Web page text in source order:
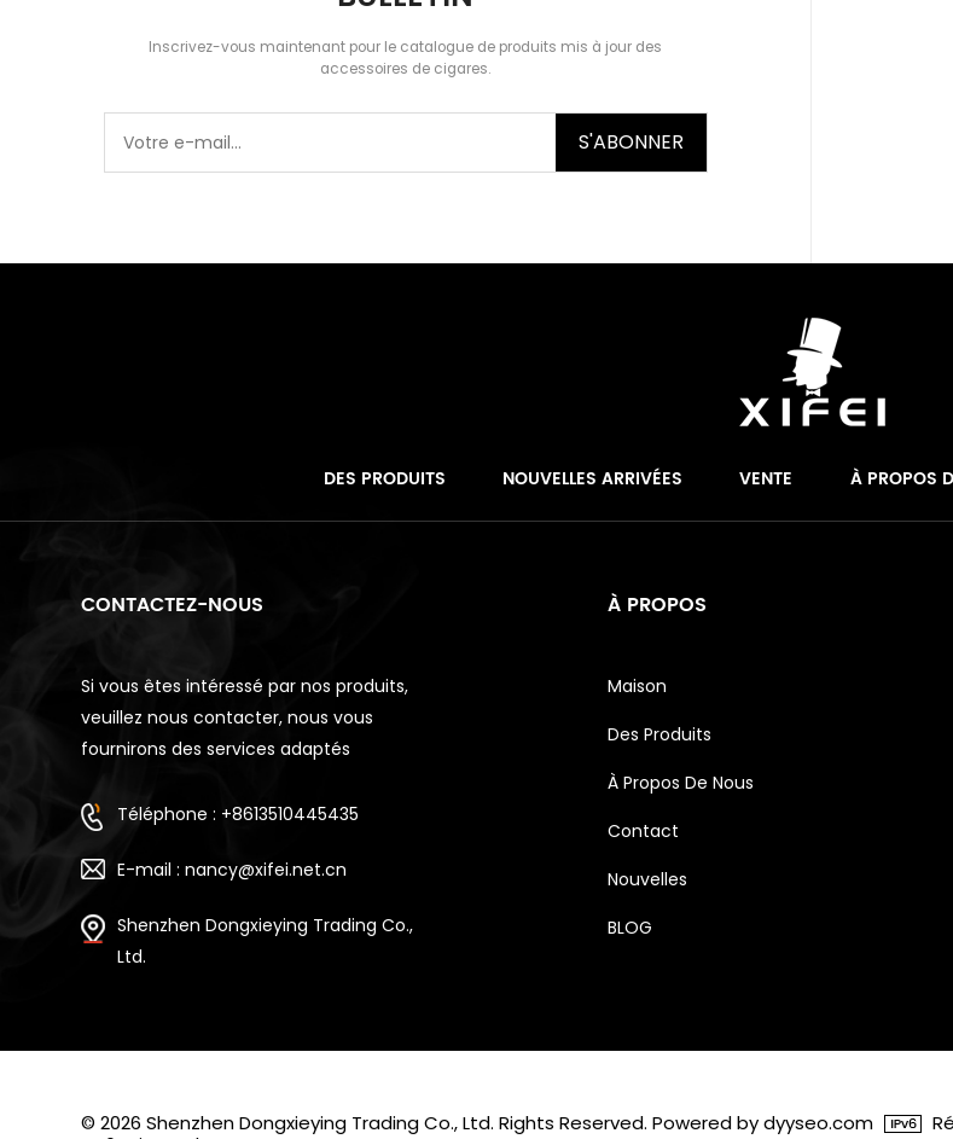
Inscrivez-vous maintenant pour le catalogue de produits mis à jour des
accessoires de cigares.
S'ABONNER
DES PRODUITS NOUVELLES ARRIVÉES VENTE À PROPOS
CONTACTEZ-NOUS
Si vous êtes intéressé par nos produits,
veuillez nous contacter, nous vous
fournirons des services adaptés
Téléphone : +8613510445435
E-mail : nancy@xifei.net.cn
Shenzhen Dongxieying Trading Co.,
Ltd.
À PROPOS
Maison
Des Produits
À Propos De Nous
Contact
Nouvelles
BLOG
© 2026 Shenzhen Dongxieying Trading Co., Ltd. Rights Reserved. Powered by dyyseo.com